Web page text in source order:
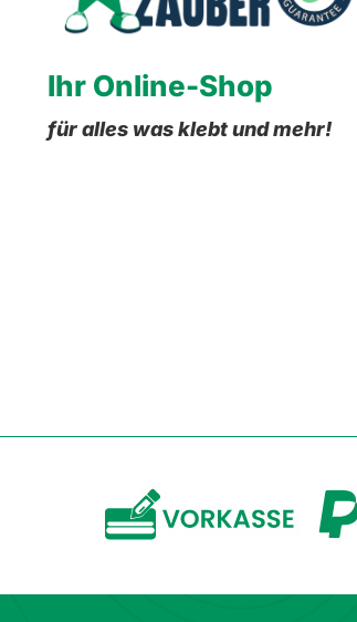
Ihr Online-Shop
für alles was klebt und mehr!